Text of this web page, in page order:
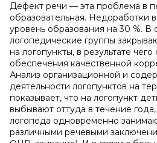
Дефект речи — эта проблема в
образовательная. Недоработки
уровень образования на 30 %. В
логопедические группы
на логопункты, в результате
обеспечения качественной
Анализ организационной и
деятельности логопунктов на
показывает, что на логопункт
выбывают оттуда в течение
логопеда одновременно
различными речевыми